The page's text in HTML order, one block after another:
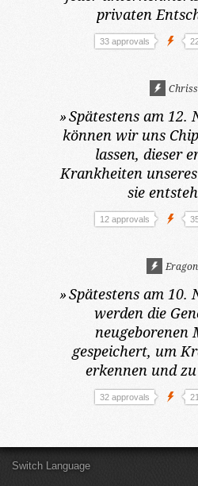
privaten
33 approvals
»Spätestens am 12.
können wir uns
lassen, dieser
Krankheiten
sie
12 approvals
»Spätestens am 10.
werden die
neugeborenen
gespeichert, um
erkennen und
32 approvals
Switch Language